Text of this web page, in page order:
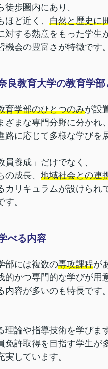
歩圏内にあり、
ど近く、 自然と歴史に
対する熱意をもった学生
会の豊富さが特徴です。
良教育大学の教育学部
育学部のひとつのみが設
ざまな専門分野に分かれ、
路に応じて多様な学びを
養成」だけでなく、
成長、 地域社会との連
リキュラムが設けられ
。
べる内容
部には複数の専攻課程が
的かつ専門的な学びが用
容が多いのも特長です。
論や指導技術を学びます
許取得を目指す学生が
しています。